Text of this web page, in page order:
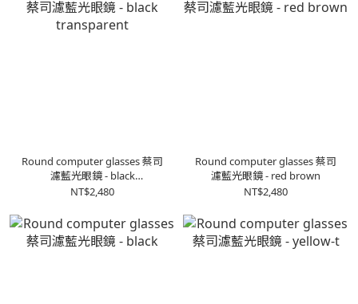
Round computer glasses 蔡司
濾藍光眼鏡 - black
transparent
NT$2,480
Round computer glasses 蔡司
濾藍光眼鏡 - red brown
NT$2,480